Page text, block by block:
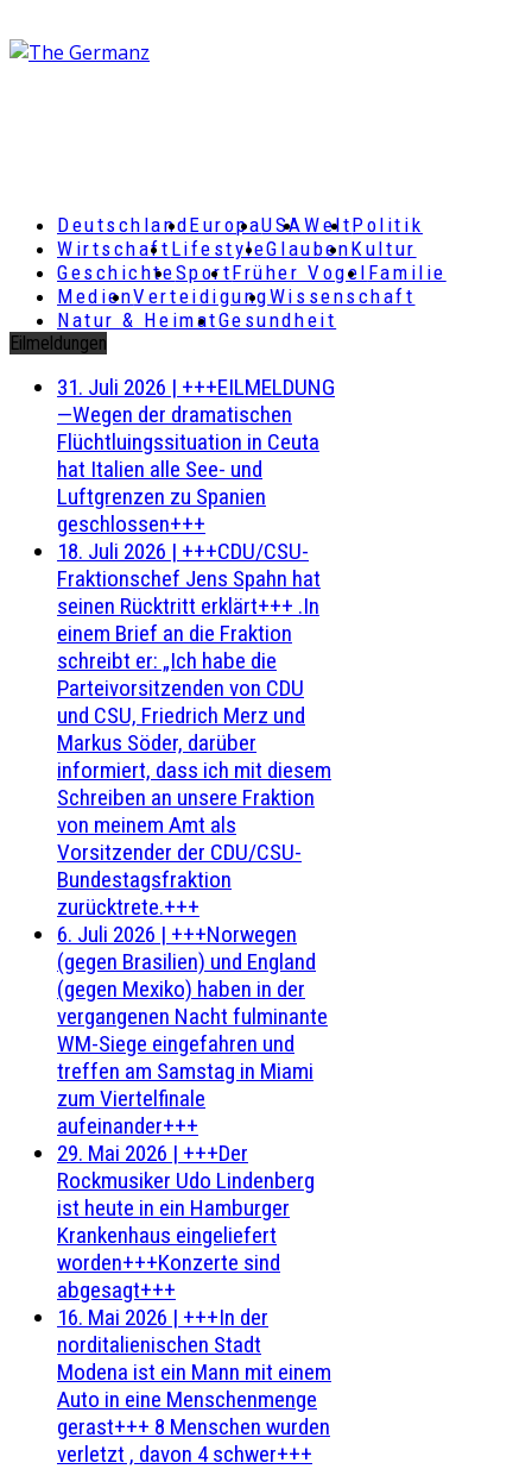
DeutschlandEuropaUSAWeltPolitik
Wirtschaft LifestyleGlaubenKultur
GeschichteSportFrüher Vogel Familie
MedienVerteidigungWissenschaft
Natur & HeimatGesundheit
Eilmeldungen
31. Juli 2026 | +++EILMELDUNG
—Wegen der dramatischen
Flüchtluingssituation in Ceuta
hat Italien alle See- und
Luftgrenzen zu Spanien
geschlossen+++
18. Juli 2026 | +++CDU/CSU-
Fraktionschef Jens Spahn hat
seinen Rücktritt erklärt+++ .In
einem Brief an die Fraktion
schreibt er: „Ich habe die
Parteivorsitzenden von CDU
und CSU, Friedrich Merz und
Markus Söder, darüber
informiert, dass ich mit diesem
Schreiben an unsere Fraktion
von meinem Amt als
Vorsitzender der CDU/CSU-
Bundestagsfraktion
zurücktrete.+++
6. Juli 2026 | +++Norwegen
(gegen Brasilien) und England
(gegen Mexiko) haben in der
vergangenen Nacht fulminante
WM-Siege eingefahren und
treffen am Samstag in Miami
zum Viertelfinale
aufeinander+++
29. Mai 2026 | +++Der
Rockmusiker Udo Lindenberg
ist heute in ein Hamburger
Krankenhaus eingeliefert
worden+++Konzerte sind
abgesagt+++
16. Mai 2026 | +++In der
norditalienischen Stadt
Modena ist ein Mann mit einem
Auto in eine Menschenmenge
gerast+++ 8 Menschen wurden
verletzt , davon 4 schwer+++